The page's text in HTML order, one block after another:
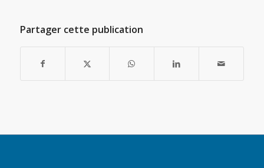
Partager cette publication